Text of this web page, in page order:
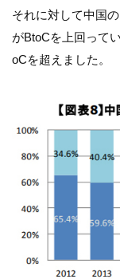
それに対して中国
がBtoCを上回って
oCを超えました。